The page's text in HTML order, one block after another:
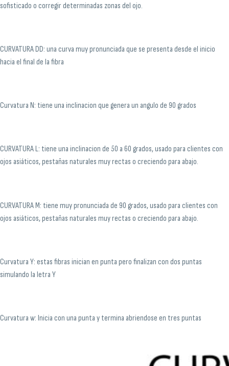
sofisticado o corregir determinadas zonas del ojo.
CURVATURA DD: una curva muy pronunciada que se presenta desde el inicio
hacia el final de la fibra
Curvatura N: tiene una inclinacion que genera un angulo de 90 grados
CURVATURA L: tiene una inclinacion de 50 a 60 grados, usado para clientes con
ojos asiáticos, pestañas naturales muy rectas o creciendo para abajo.
CURVATURA M: tiene muy pronunciada de 90 grados, usado para clientes con
ojos asiáticos, pestañas naturales muy rectas o creciendo para abajo.
Curvatura Y: estas fibras inician en punta pero finalizan con dos puntas
simulando la letra Y
Curvatura w: Inicia con una punta y termina abriendose en tres puntas